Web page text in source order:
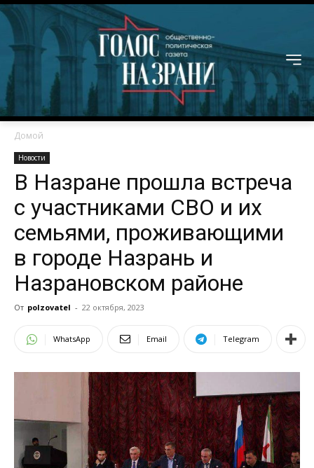
Домой
Новости
В Назране прошла встреча
с участниками СВО и их
семьями, проживающими
в городе Назрань и
Назрановском районе
От polzovatel - 22 октября, 2023
WhatsApp Email Telegram